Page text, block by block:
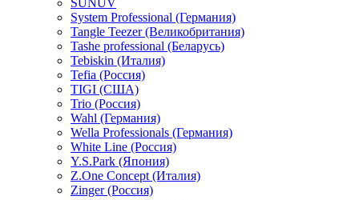
SUNUV
System Professional (Германия)
Tangle Teezer (Великобритания)
Tashe professional (Беларусь)
Tebiskin (Италия)
Tefia (Россия)
TIGI (США)
Trio (Россия)
Wahl (Германия)
Wella Professionals (Германия)
White Line (Россия)
Y.S.Park (Япония)
Z.One Concept (Италия)
Zinger (Россия)